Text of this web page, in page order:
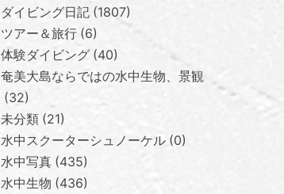
ダイビング日記 1807
ツアー＆旅行 6
体験ダイビング 40
奄美大島ならではの水中生物、景観
32
未分類 21
水中スクーターシュノーケル 0
水中写真 435
水中生物 436